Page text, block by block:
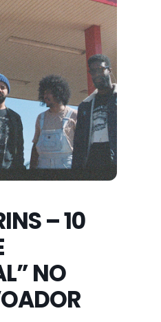
– 10
NO